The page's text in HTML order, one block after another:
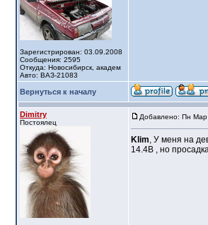
Зарегистрирован: 03.09.2008
Сообщения: 2595
Откуда: Новосибирск, академ
Авто: ВАЗ-21083
Вернуться к началу
Dimitry
Постоялец
Добавлено: Пн
Klim, У меня на
14.4В , но